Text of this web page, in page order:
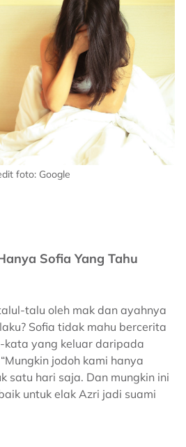
foto: Google
Sofia Yang Tahu
talu oleh mak dan ayahnya
Sofia tidak mahu bercerita
kata yang keluar daripada
jodoh kami hanya
satu hari saja. Dan mungkin ini
untuk elak Azri jadi suami